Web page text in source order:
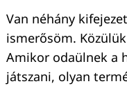
Van néhány
ismerősöm.
Amikor odaülnek a
játszani, olyan